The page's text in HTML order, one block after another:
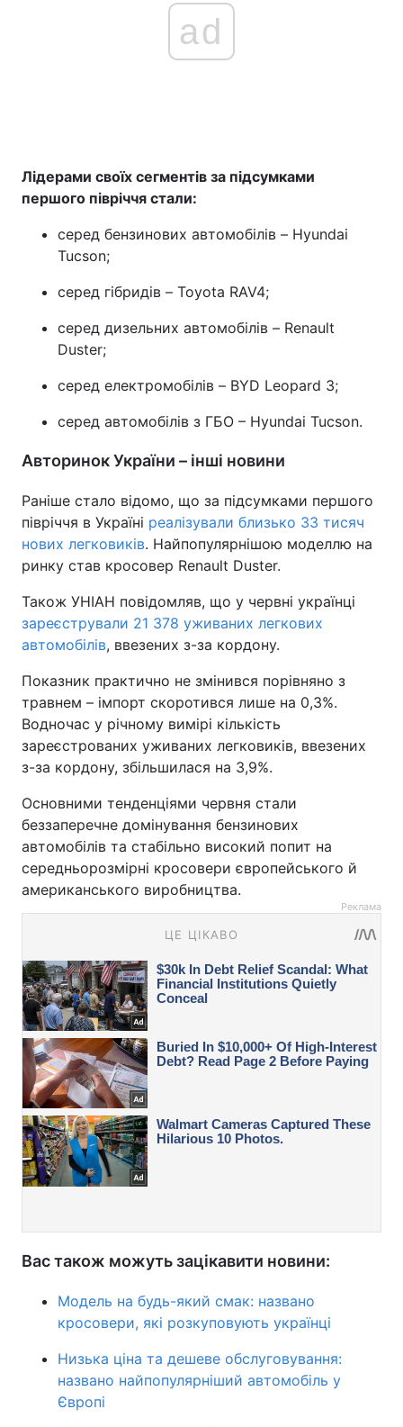
ad
Лідерами своїх сегментів за підсумками
першого півріччя стали:
серед бензинових автомобілів – Hyundai
Tucson;
серед гібридів – Toyota RAV4;
серед дизельних автомобілів – Renault
Duster;
серед електромобілів – BYD Leopard 3;
серед автомобілів з ГБО – Hyundai Tucson.
Авторинок України – інші новини
Раніше стало відомо, що за підсумками першого
півріччя в Україні реалізували близько 33 тисяч
нових легковиків. Найпопулярнішою моделлю на
ринку став кросовер Renault Duster.
Також УНІАН повідомляв, що у червні українці
зареєстрували 21 378 уживаних легкових
автомобілів, ввезених з-за кордону.
Показник практично не змінився порівняно з
травнем – імпорт скоротився лише на 0,3%.
Водночас у річному вимірі кількість
зареєстрованих уживаних легковиків, ввезених
з-за кордону, збільшилася на 3,9%.
Основними тенденціями червня стали
беззаперечне домінування бензинових
автомобілів та стабільно високий попит на
середньорозмірні кросовери європейського й
американського виробництва.
Реклама
Вас також можуть зацікавити новини:
Модель на будь-який смак: названо
кросовери, які розкуповують українці
Низька ціна та дешеве обслуговування:
названо найпопулярніший автомобіль у
Європі